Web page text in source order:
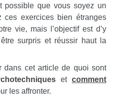
possible que vous soyez un
exercices bien étranges
vie, mais l’objectif est d’y
surpris et réussir haut la
dans cet article de quoi sont
etcomment
les affronter.